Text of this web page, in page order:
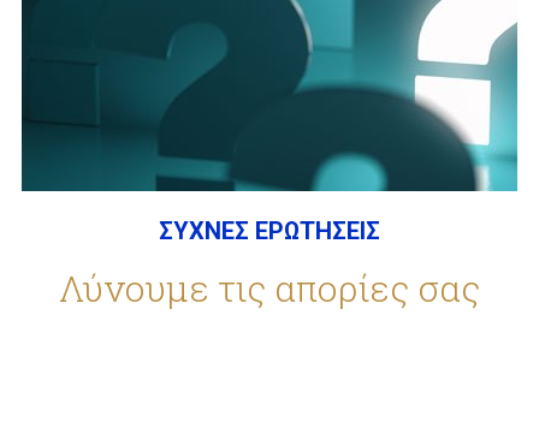
Online Ασφαλίσεις
ΣΥΧΝΕΣ ΕΡΩΤΗΣΕΙΣ
Λύνουμε τις απορίες σας